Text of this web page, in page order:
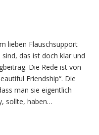
lieben Flauschsupport
das ist doch klar und
Die Rede ist von
Friendship“. Die
man sie eigentlich
sollte, haben…